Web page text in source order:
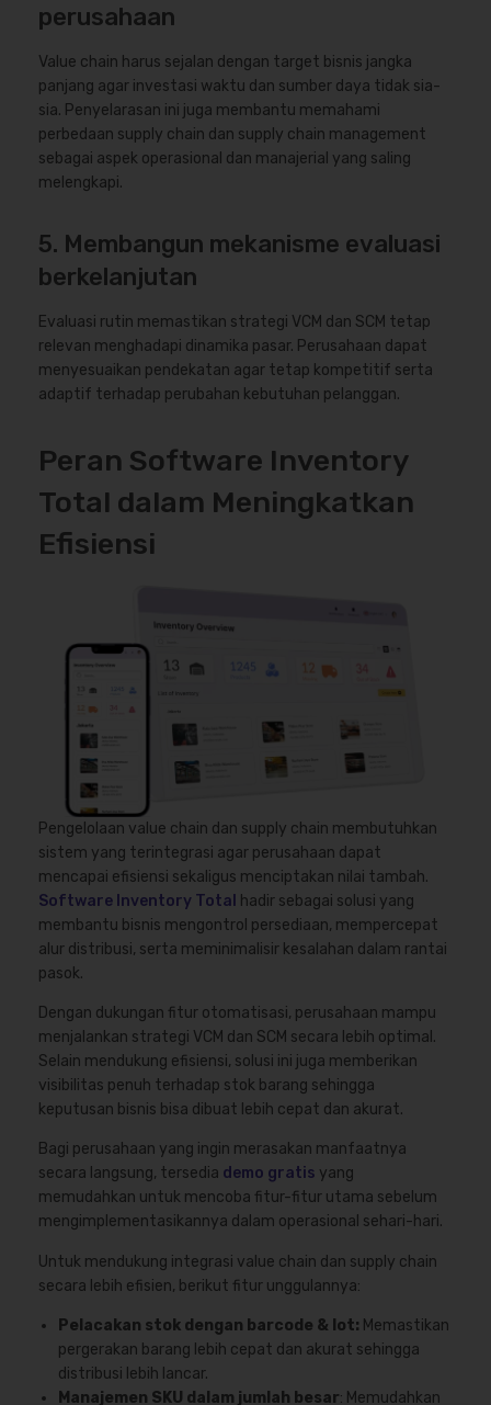
perusahaan
Value chain harus sejalan dengan target bisnis jangka
panjang agar investasi waktu dan sumber daya tidak sia-
sia. Penyelarasan ini juga membantu memahami
perbedaan supply chain dan supply chain management
sebagai aspek operasional dan manajerial yang saling
melengkapi.
5. Membangun mekanisme evaluasi
berkelanjutan
Evaluasi rutin memastikan strategi VCM dan SCM tetap
relevan menghadapi dinamika pasar. Perusahaan dapat
menyesuaikan pendekatan agar tetap kompetitif serta
adaptif terhadap perubahan kebutuhan pelanggan.
Peran Software Inventory
Total dalam Meningkatkan
Efisiensi
Pengelolaan value chain dan supply chain membutuhkan
sistem yang terintegrasi agar perusahaan dapat
mencapai efisiensi sekaligus menciptakan nilai tambah.
Software Inventory Total hadir sebagai solusi yang
membantu bisnis mengontrol persediaan, mempercepat
alur distribusi, serta meminimalisir kesalahan dalam rantai
pasok.
Dengan dukungan fitur otomatisasi, perusahaan mampu
menjalankan strategi VCM dan SCM secara lebih optimal.
Selain mendukung efisiensi, solusi ini juga memberikan
visibilitas penuh terhadap stok barang sehingga
keputusan bisnis bisa dibuat lebih cepat dan akurat.
Bagi perusahaan yang ingin merasakan manfaatnya
secara langsung, tersedia demo gratis yang
memudahkan untuk mencoba fitur-fitur utama sebelum
mengimplementasikannya dalam operasional sehari-hari.
Untuk mendukung integrasi value chain dan supply chain
secara lebih efisien, berikut fitur unggulannya:
Pelacakan stok dengan barcode & lot: Memastikan
pergerakan barang lebih cepat dan akurat sehingga
distribusi lebih lancar.
Manajemen SKU dalam jumlah besar: Memudahkan